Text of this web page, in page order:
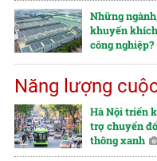
Những
khuyến
công nghiệp?
Năng lượng
Hà Nội triển
trợ chuyển
thông xanh